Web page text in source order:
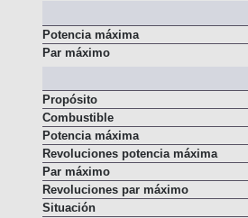
Potencia máxima
Par máximo
Propósito
Combustible
Potencia máxima
Revoluciones potencia máxima
Par máximo
Revoluciones par máximo
Situación